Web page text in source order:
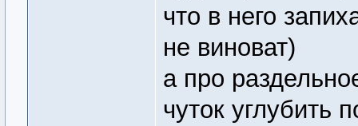
что в него
не виноват)
а про
чуток углубить